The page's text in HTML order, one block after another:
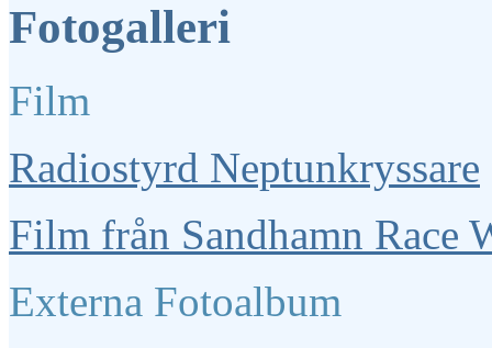
Fotogalleri
Film
Radiostyrd Neptunkryssare
Film från Sandhamn Race
Externa Fotoalbum